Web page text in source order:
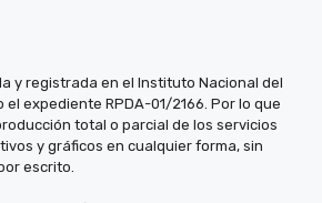
y registrada en el Instituto Nacional del
el expediente RPDA-01/2166. Por lo que
total o parcial de los servicios
y gráficos en cualquier forma, sin
escrito.